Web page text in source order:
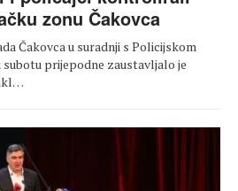
zonu Čakovca
Čakovca u suradnji s Policijskom
prijepodne zaustavljalo je